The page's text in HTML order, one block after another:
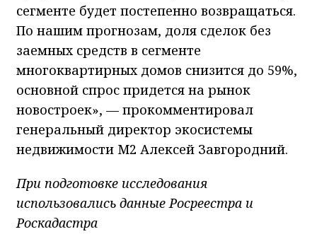
сегменте будет постепенно возвращаться.
По нашим прогнозам, доля сделок без
заемных средств в сегменте
многоквартирных домов снизится до 59%,
основной спрос придется на рынок
новостроек», — прокомментировал
генеральный директор экосистемы
недвижимости М2 Алексей Завгородний.
При подготовке исследования
использовались данные Росреестра и
Роскадастра